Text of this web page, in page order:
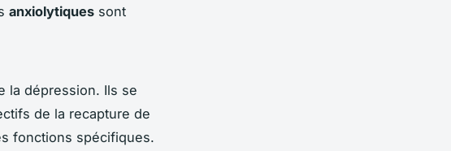
anxiolytiques sont
la dépression. Ils se
de la recapture de
fonctions spécifiques.